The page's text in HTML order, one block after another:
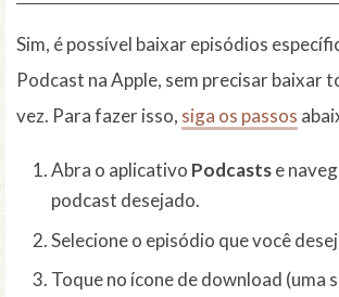
Sim, é possível baixar episódios
Podcast na Apple, sem precisar baixar
vez. Para fazer isso, siga os passos
Abra o aplicativo Podcastse
podcast desejado.
Selecione o episódio que você
Toque no ícone de download (uma